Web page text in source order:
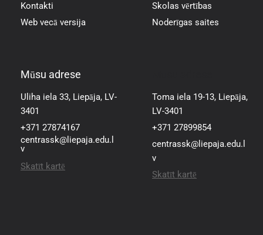
Kontakti
Web vecā versija
Skolas vērtības
Noderīgas saites
Mūsu adrese
Uliha iela 33, Liepāja, LV-
3401
+371 27874167
centrassk@liepaja.edu.l
v
Skatīt kartē
Toma iela 19-13, Liepāja,
LV-3401
+371 27899854
centrassk@liepaja.edu.l
v
Skatīt kartē